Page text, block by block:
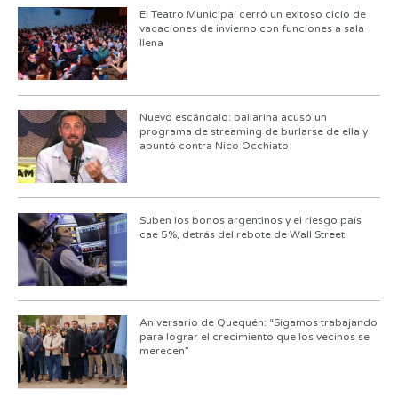
El Teatro Municipal cerró un exitoso ciclo de
vacaciones de invierno con funciones a sala
llena
Nuevo escándalo: bailarina acusó un
programa de streaming de burlarse de ella y
apuntó contra Nico Occhiato
Suben los bonos argentinos y el riesgo país
cae 5%, detrás del rebote de Wall Street
Aniversario de Quequén: “Sigamos trabajando
para lograr el crecimiento que los vecinos se
merecen”